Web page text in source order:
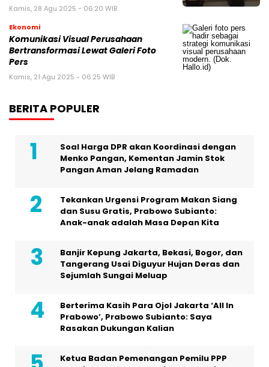
Kamis, 28 Agu 2025 - 06:20 WIB
Ekonomi
Komunikasi Visual Perusahaan
Bertransformasi Lewat Galeri Foto
Pers
Kamis, 21 Agu 2025 - 06:25 WIB
BERITA POPULER
Soal Harga DPR akan Koordinasi dengan
Menko Pangan, Kementan Jamin Stok
Pangan Aman Jelang Ramadan
Tekankan Urgensi Program Makan Siang
dan Susu Gratis, Prabowo Subianto:
Anak-anak adalah Masa Depan Kita
Banjir Kepung Jakarta, Bekasi, Bogor, dan
Tangerang Usai Diguyur Hujan Deras dan
Sejumlah Sungai Meluap
Berterima Kasih Para Ojol Jakarta ‘All In
Prabowo’, Prabowo Subianto: Saya
Rasakan Dukungan Kalian
Ketua Badan Pemenangan Pemilu PPP